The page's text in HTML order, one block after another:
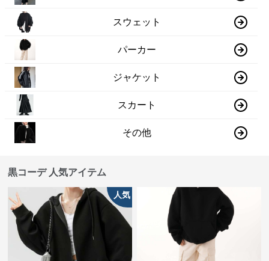
スウェット
パーカー
ジャケット
スカート
その他
黒コーデ 人気アイテム
人気